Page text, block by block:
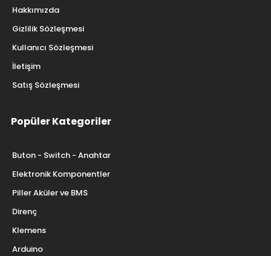
Hakkımızda
Gizlilik Sözleşmesi
Kullanıcı Sözleşmesi
İletişim
Satış Sözleşmesi
Popüler Kategoriler
Buton - Switch - Anahtar
Elektronik Komponentler
Piller Aküler ve BMS
Direnç
Klemens
Arduino